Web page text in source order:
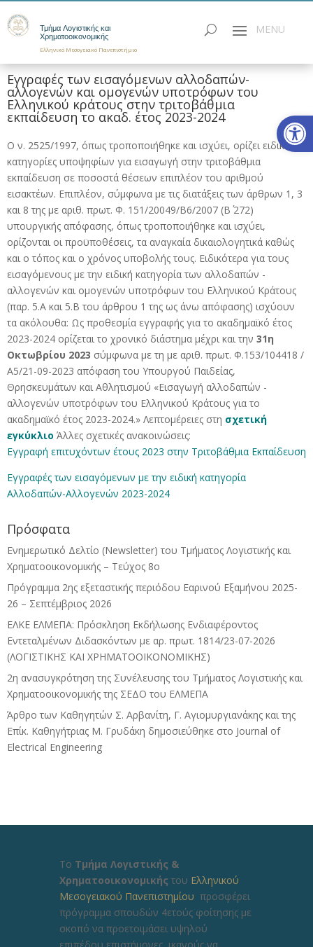
Τμήμα Λογιστικής και
Χρηματοοικονομικής
Ελληνικό Μεσογειακό Πανεπιστήμιο
Εγγραφές των εισαγόμενων αλλοδαπών-
αλλογενών και ομογενών υποτρόφων του
Ελληνικού κράτους στην τριτοβάθμια
εκπαίδευση το ακαδ. έτος 2023-2024
Ο ν. 2525/1997, όπως τροποποιήθηκε και ισχύει, ορίζει ειδικές
κατηγορίες υποψηφίων για εισαγωγή στην τριτοβάθμια
εκπαίδευση σε ποσοστά θέσεων επιπλέον του αριθμού
εισακτέων. Επιπλέον, σύμφωνα με τις διατάξεις των άρθρων 1, 3
και 8 της με αριθ. πρωτ. Φ. 151/20049/Β6/2007 (Β΄ 272)
υπουργικής απόφασης, όπως τροποποιήθηκε και ισχύει,
ορίζονται οι προϋποθέσεις, τα αναγκαία δικαιολογητικά καθώς
και ο τόπος και ο χρόνος υποβολής τους. Ειδικότερα για τους
εισαγόμενους με την ειδική κατηγορία των αλλοδαπών -
αλλογενών και ομογενών υποτρόφων του Ελληνικού Κράτους
(παρ. 5.Α και 5.Β του άρθρου 1 της ως άνω απόφασης) ισχύουν
τα ακόλουθα: Ως προθεσμία εγγραφής για το ακαδημαϊκό έτος
2023-2024 ορίζεται το χρονικό διάστημα μέχρι και την 31η
Οκτωβρίου 2023 σύμφωνα με τη με αριθ. πρωτ. Φ.153/104418 /
Α5/21-09-2023 απόφαση του Υπουργού Παιδείας,
Θρησκευμάτων και Αθλητισμού «Εισαγωγή αλλοδαπών -
αλλογενών υποτρόφων του Ελληνικού Κράτους για το
ακαδημαϊκό έτος 2023-2024.» Λεπτομέρειες στη σχετική
εγκύκλιο Άλλες σχετικές ανακοινώσεις:
Εγγραφή επιτυχόντων έτους 2023 στην Τριτοβάθμια Εκπαίδευση
Εγγραφές των εισαγόμενων με την ειδική κατηγορία
Αλλοδαπών-Αλλογενών 2023-2024
Πρόσφατα
Ενημερωτικό Δελτίο (Newsletter) του Τμήματος Λογιστικής και
Χρηματοοικονομικής – Τεύχος 8ο
Πρόγραμμα 2ης εξεταστικής περιόδου Eαρινού Eξαμήνου 2025-
26 – Σεπτέμβριος 2026
ΕΛΚΕ ΕΛΜΕΠΑ: Πρόσκληση Εκδήλωσης Ενδιαφέροντος
Εντεταλμένων Διδασκόντων με αρ. πρωτ. 1814/23-07-2026
(ΛΟΓΙΣΤΙΚΗΣ ΚΑΙ ΧΡΗΜΑΤΟΟΙΚΟΝΟΜΙΚΗΣ)
2η ανασυγκρότηση της Συνέλευσης του Τμήματος Λογιστικής και
Χρηματοοικονομικής της ΣΕΔΟ του ΕΛΜΕΠΑ
Άρθρο των Καθηγητών Σ. Αρβανίτη, Γ. Αγιομυργιανάκης και της
Επίκ. Καθηγήτριας Μ. Γρυδάκη δημοσιεύθηκε στο Journal of
Electrical Engineering
Το Τμήμα Λογιστικής &
Χρηματοοικονομικής του Ελληνικού
Μεσογειακού Πανεπιστημίου προσφέρει
πρόγραμμα σπουδών 4ετούς φοίτησης με
σκοπό να προετοιμάσει υψηλού